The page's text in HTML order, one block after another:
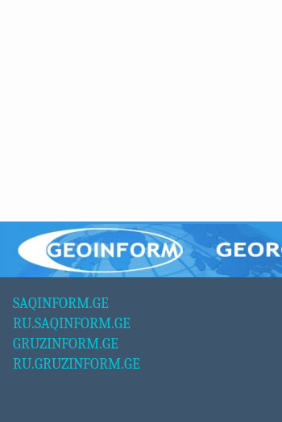
SAQINFORM.GE
RU.SAQINFORM.GE
GRUZINFORM.GE
RU.GRUZINFORM.GE